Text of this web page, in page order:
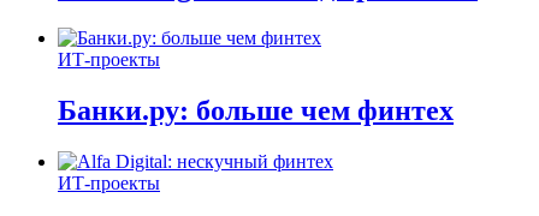
ИТ-проекты
Банки.ру: больше чем финтех
ИТ-проекты